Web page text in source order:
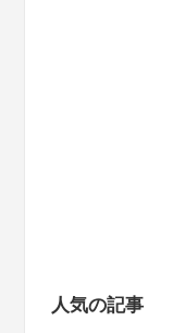
人気の記事